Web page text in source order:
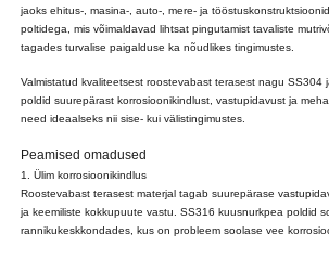
jaoks ehitus-, masina-, auto-, mere- ja
poltidega, mis võimaldavad lihtsat pingutamist tavaliste
tagades turvalise paigalduse ka nõudlikes tingimustes.
Valmistatud kvaliteetsest roostevabast terasest nagu SS304
poldid suurepärast korrosioonikindlust, vastupidavust ja
need ideaalseks nii sise- kui välistingimustes.
Peamised omadused
1. Ülim korrosioonikindlus
Roostevabast terasest materjal tagab suurepärase
ja keemiliste kokkupuute vastu. SS316 kuusnurkpea poldid
rannikukeskkondades, kus on probleem soolase vee